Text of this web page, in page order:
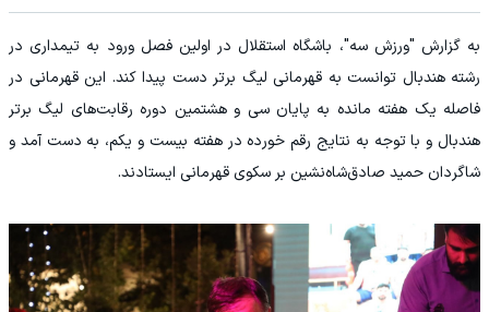
به گزارش "ورزش سه"، باشگاه استقلال در اولین فصل ورود به تیمداری در
رشته هندبال توانست به قهرمانی لیگ برتر دست پیدا کند. این قهرمانی در
فاصله یک هفته مانده به پایان سی‌ و هشتمین دوره رقابت‌های لیگ برتر
هندبال و با توجه به نتایج رقم‌ خورده در هفته بیست‌ و یکم، به دست آمد و
شاگردان حمید صادق‌شاه‌نشین بر سکوی قهرمانی ایستادند.